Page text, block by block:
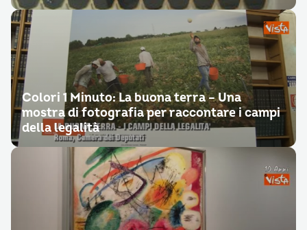
Colori 1 Minuto: La buona terra – Una
mostra di fotografia per raccontare i campi
della legalità